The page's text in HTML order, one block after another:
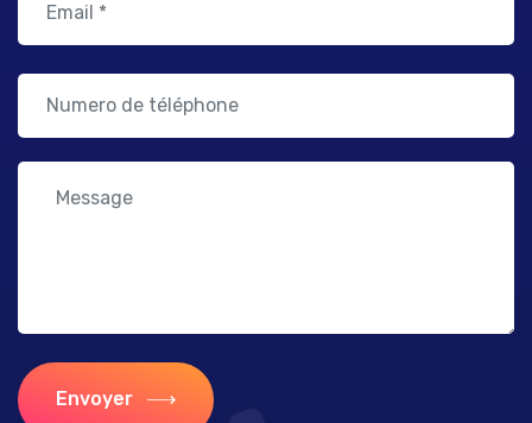
Envoyer